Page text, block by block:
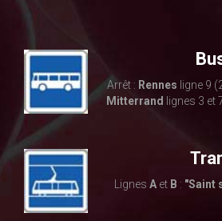
Arrêt : Rennes ligne 9
Mitterrand
lignes 3 et
Lignes Aet B : "Saint